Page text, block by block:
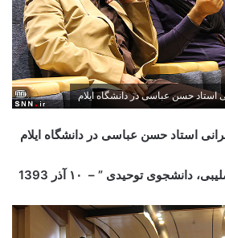
حسن عباسی در دانشگاه ایلام
استاد حسن عباسی در دانشگاه ایلام
دانشجوی توحیدی ” – ۱۰ آذر 1393